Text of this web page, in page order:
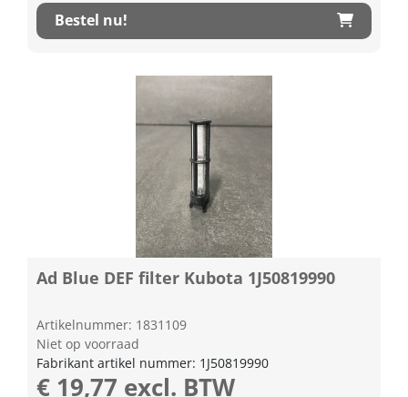
Bestel nu!
Ad Blue DEF filter Kubota 1J50819990
Artikelnummer: 1831109
Niet op voorraad
Fabrikant artikel nummer: 1J50819990
€ 19,77 excl. BTW